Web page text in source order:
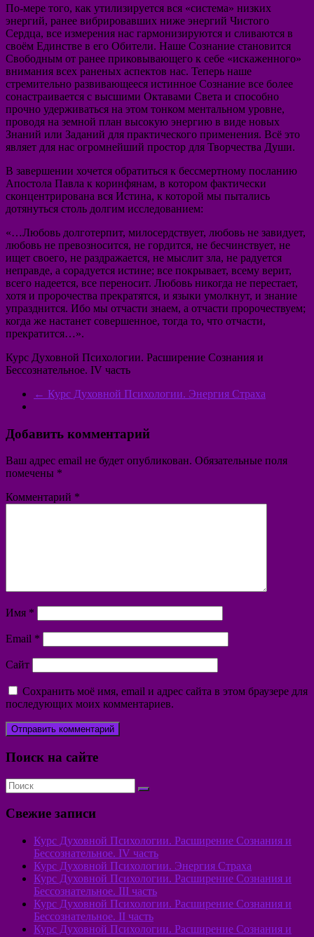
По-мере того, как утилизируется вся «система» низких
энергий, ранее вибрировавших ниже энергий Чистого
Сердца, все измерения нас гармонизируются и сливаются в
своём Единстве в его Обители. Наше Сознание становится
Свободным от ранее приковывающего к себе «искаженного»
внимания всех раненых аспектов нас. Теперь наше
стремительно развивающееся истинное Сознание все более
сонастраивается с высшими Октавами Света и способно
прочно удерживаться на этом тонком ментальном уровне,
проводя на земной план высокую энергию в виде новых
Знаний или Заданий для практического применения. Всё это
являет для нас огромнейший простор для Творчества Души.
В завершении хочется обратиться к бессмертному посланию
Апостола Павла к коринфянам, в котором фактически
сконцентрирована вся Истина, к которой мы пытались
дотянуться столь долгим исследованием:
«…Любовь долготерпит, милосердствует, любовь не завидует,
любовь не превозносится, не гордится, не бесчинствует, не
ищет своего, не раздражается, не мыслит зла, не радуется
неправде, а сорадуется истине; все покрывает, всему верит,
всего надеется, все переносит. Любовь никогда не перестает,
хотя и пророчества прекратятся, и языки умолкнут, и знание
упразднится. Ибо мы отчасти знаем, а отчасти пророчествуем;
когда же настанет совершенное, тогда то, что отчасти,
прекратится…».
Курс Духовной Психологии. Расширение Сознания и
Бессознательное. IV часть
← Курс Духовной Психологии. Энергия Страха
Добавить комментарий
Ваш адрес email не будет опубликован. Обязательные поля
помечены *
Комментарий *
Имя *
Email *
Сайт
Сохранить моё имя, email и адрес сайта в этом браузере для
последующих моих комментариев.
Поиск на сайте
Свежие записи
Курс Духовной Психологии. Расширение Сознания и
Бессознательное. IV часть
Курс Духовной Психологии. Энергия Страха
Курс Духовной Психологии. Расширение Сознания и
Бессознательное. III часть
Курс Духовной Психологии. Расширение Сознания и
Бессознательное. II часть
Курс Духовной Психологии. Расширение Сознания и